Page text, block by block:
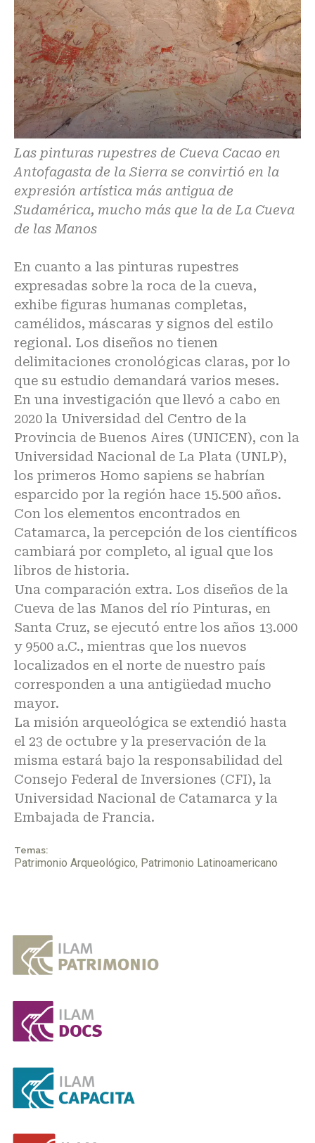
Las pinturas rupestres de Cueva Cacao en
Antofagasta de la Sierra se convirtió en la
expresión artística más antigua de
Sudamérica, mucho más que la de La Cueva
de las Manos
En cuanto a las pinturas rupestres
expresadas sobre la roca de la cueva,
exhibe figuras humanas completas,
camélidos, máscaras y signos del estilo
regional. Los diseños no tienen
delimitaciones cronológicas claras, por lo
que su estudio demandará varios meses.
En una investigación que llevó a cabo en
2020 la Universidad del Centro de la
Provincia de Buenos Aires (UNICEN), con la
Universidad Nacional de La Plata (UNLP),
los primeros Homo sapiens se habrían
esparcido por la región hace 15.500 años.
Con los elementos encontrados en
Catamarca, la percepción de los científicos
cambiará por completo, al igual que los
libros de historia.
Una comparación extra. Los diseños de la
Cueva de las Manos del río Pinturas, en
Santa Cruz, se ejecutó entre los años 13.000
y 9500 a.C., mientras que los nuevos
localizados en el norte de nuestro país
corresponden a una antigüedad mucho
mayor.
La misión arqueológica se extendió hasta
el 23 de octubre y la preservación de la
misma estará bajo la responsabilidad del
Consejo Federal de Inversiones (CFI), la
Universidad Nacional de Catamarca y la
Embajada de Francia.
Temas:
Patrimonio Arqueológico, Patrimonio Latinoamericano